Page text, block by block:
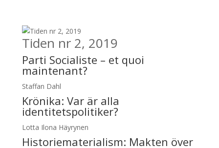
Tiden nr 2, 2019
Parti Socialiste – et quoi
maintenant?
Staffan Dahl
Krönika: Var är alla
identitetspolitiker?
Lotta Ilona Häyrynen
Historiematerialism: Makten över